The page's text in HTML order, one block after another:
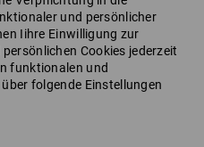
und persönlicher
Iihre Einwilligung zur
Cookies jederzeit
funktionalen und
folgende Einstellungen